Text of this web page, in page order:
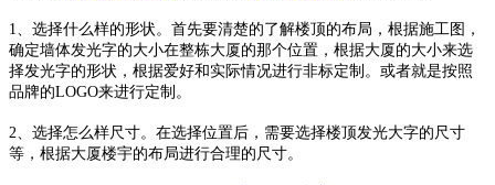
1、选择什么样的形状。首先要清楚的了解楼顶的布局，根据施工图，
确定墙体发光字的大小在整栋大厦的那个位置，根据大厦的大小来选
择发光字的形状，根据爱好和实际情况进行非标定制。或者就是按照
品牌的LOGO来进行定制。
2、选择怎么样尺寸。在选择位置后，需要选择楼顶发光大字的尺寸
等，根据大厦楼宇的布局进行合理的尺寸。